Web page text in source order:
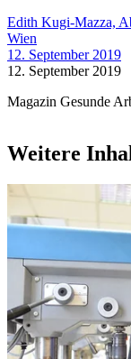
Edith Kugi-Mazza,
Wien
12. September 2019
12. September 2019
Magazin Gesunde
Weitere